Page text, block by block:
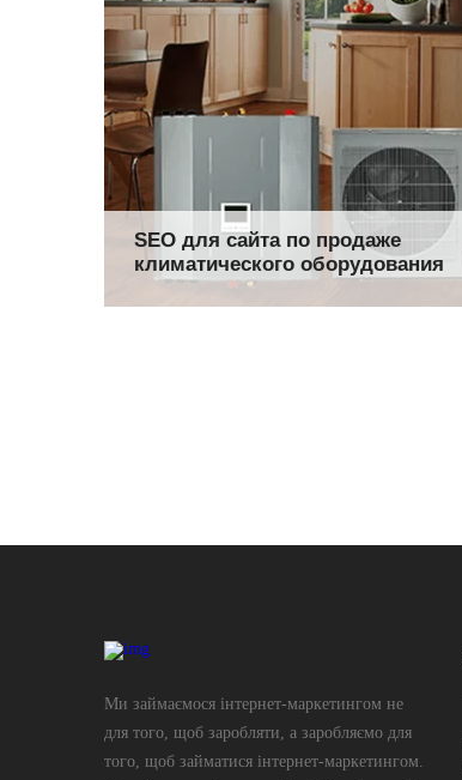
SEO для сайта по продаже
климатического оборудования
Ми займаємося інтернет-маркетингом не
для того, щоб заробляти, а заробляємо для
того, щоб займатися інтернет-маркетингом.